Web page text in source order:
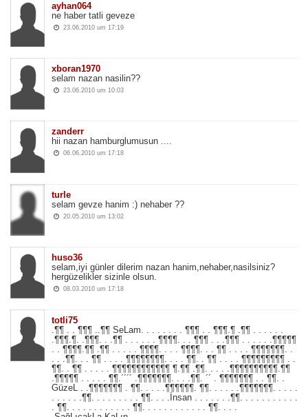
ayhan064
ne haber tatli geveze
23.06.2010 um 17:19
xboran1970
selam nazan nasilin??
23.06.2010 um 10:03
zanderr
hii nazan hamburglumusun ....
06.06.2010 um 17:18
turle
selam gevze hanim :) nehaber ??
20.05.2010 um 13:02
huso36
selam,iyi günler dilerim nazan hanim,nehaber,nasilsiniz?
hergüzelikler sizinle olsun.
08.03.2010 um 17:18
totli75
.¶¶ . . ¶¶¶ ..¶¶ SeLam. . . . . . . . ¶¶¶ . . ¶¶¶.¶ .¶¶ . . . . . .
.¶¶¶.¶. .¶¶¶. . .¶¶ . . . . . . ¶¶¶¶. . . ¶¶¶ . . .¶¶¶ . . . . . .¶¶¶¶¶
. . ¶¶¶¶.¶¶ .¶¶ . . . . . ¶¶¶¶. . . . ¶¶¶¶. . . ¶¶ . . . . ¶¶¶¶¶¶¶. .
. . .¶¶. . . ¶¶ . . . . ¶¶¶¶¶¶¶¶. . . . ¶¶. . ¶¶ . . . . ¶¶¶¶¶¶¶¶¶ . .
¶¶. . ¶¶ . . . . . ¶¶¶¶¶¶¶¶¶¶¶¶ ¶.¶¶ .¶¶. . . . .¶¶¶¶¶¶¶¶¶¶.¶¶
.¶¶¶¶¶ . . . . . ¶¶.´´´´ .¶¶¶¶¶¶¶. . . .¶¶. ´´ . ¶¶¶¶¶¶¶ . . ¶¶. .
GüzeL . .¶¶¶¶¶¶¶ . ¶¶. . . . .¶¶¶¶¶¶. ¶¶. . . . . .¶¶¶¶¶¶¶. . . . .
. . . . . .¶¶. . . . . . . . . ¶¶. . . .İnsan . . . . . . .¶¶. . . . . . . . . . .
. ¶¶. . . . . . . . . . . . ¶¶. . . . . . . . . . . . ¶¶. . . .